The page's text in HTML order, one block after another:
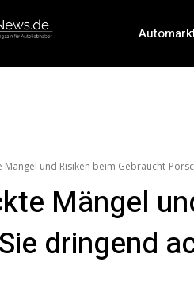
Mängel und Risiken beim Gebraucht-
Mängel
dringend